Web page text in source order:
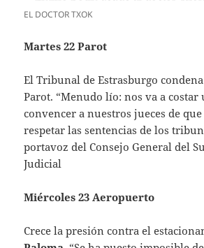
EL DOCTOR TXOK
Martes 22 Parot
El Tribunal de Estrasburgo
Parot. “Menudo lío: nos va a costar
convencer a nuestros jueces de
respetar las sentencias de los
portavoz del Consejo General del
Judicial
Miércoles 23 Aeropuerto
Crece la presión contra el